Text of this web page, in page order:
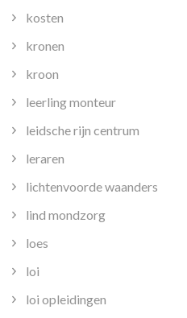
kosten
kronen
kroon
leerling monteur
leidsche rijn centrum
leraren
lichtenvoorde waanders
lind mondzorg
loes
loi
loi opleidingen